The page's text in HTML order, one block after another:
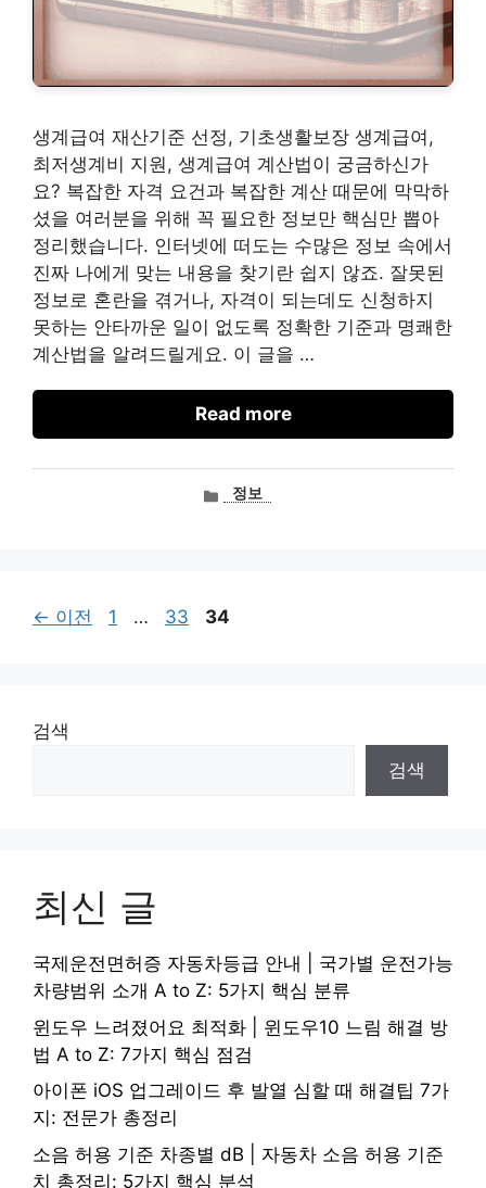
생계급여 재산기준 선정, 기초생활보장 생계급여,
최저생계비 지원, 생계급여 계산법이 궁금하신가
요? 복잡한 자격 요건과 복잡한 계산 때문에 막막하
셨을 여러분을 위해 꼭 필요한 정보만 핵심만 뽑아
정리했습니다. 인터넷에 떠도는 수많은 정보 속에서
진짜 나에게 맞는 내용을 찾기란 쉽지 않죠. 잘못된
정보로 혼란을 겪거나, 자격이 되는데도 신청하지
못하는 안타까운 일이 없도록 정확한 기준과 명쾌한
계산법을 알려드릴게요. 이 글을 …
Read more
카정보
← 이전
페
1 …
페
33
페
34
검색
검색
최신 글
국제운전면허증 자동차등급 안내 | 국가별 운전가능
차량범위 소개 A to Z: 5가지 핵심 분류
윈도우 느려졌어요 최적화 | 윈도우10 느림 해결 방
법 A to Z: 7가지 핵심 점검
아이폰 iOS 업그레이드 후 발열 심할 때 해결팁 7가
지: 전문가 총정리
소음 허용 기준 차종별 dB | 자동차 소음 허용 기준
치 총정리: 5가지 핵심 분석